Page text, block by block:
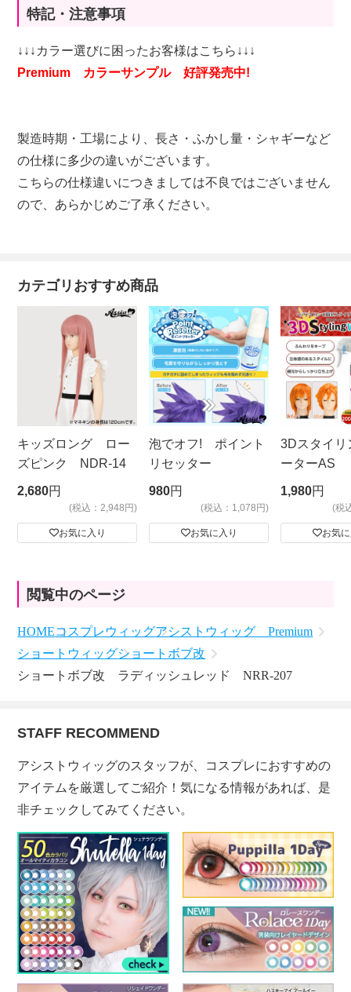
特記・注意事項
↓↓↓カラー選びに困ったお客様はこちら↓↓↓
Premium カラーサンプル 好評発売中!
製造時期・工場により、長さ・ふかし量・シャギーなど
の仕様に多少の違いがございます。
こちらの仕様違いにつきましては不良ではございません
ので、あらかじめご了承ください。
カテゴリおすすめ商品
キッズロング ロー
ズピンク NDR-14
2,680円
(税込：2,948円)
お気に入り
泡でオフ! ポイント
リセッター
980円
(税込：1,078円)
お気に入り
3Dスタイリ
ーターAS
ビッグサイ
1,980円
(税
お気
閲覧中のページ
HOMEコスプレウィッグアシストウィッグ Premium
ショートウィッグショートボブ改
ショートボブ改 ラディッシュレッド NRR-207
STAFF RECOMMEND
アシストウィッグのスタッフが、コスプレにおすすめの
アイテムを厳選してご紹介！気になる情報があれば、是
非チェックしてみてください。